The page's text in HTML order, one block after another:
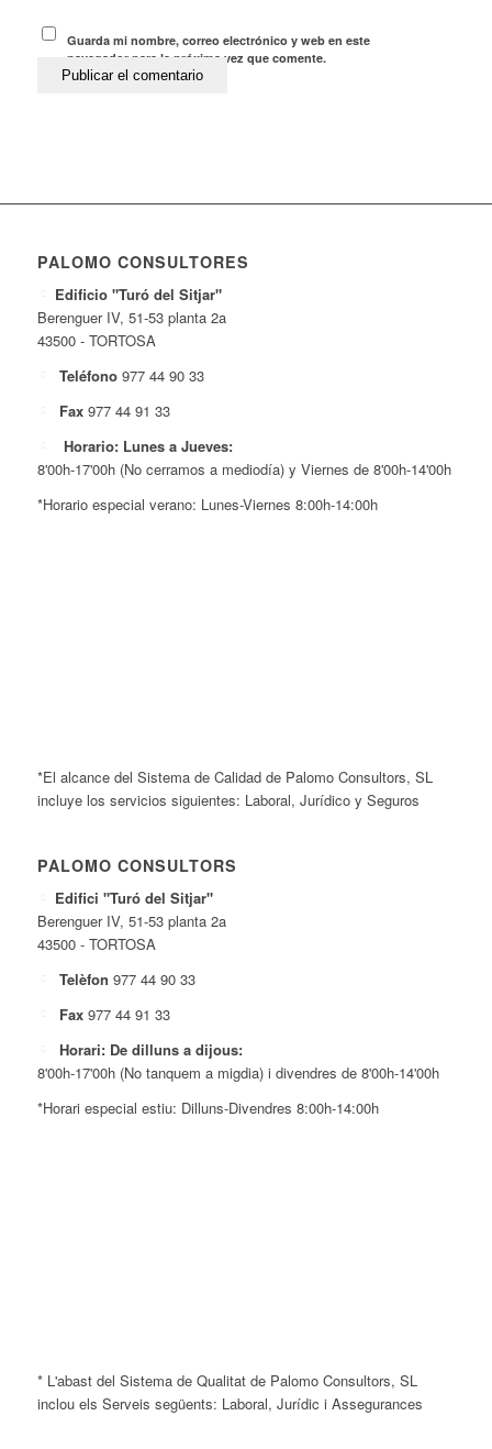
Guarda mi nombre, correo electrónico y web en este
navegador para la próxima vez que comente.
PALOMO CONSULTORES
Edificio "Turó del Sitjar"
Berenguer IV, 51-53 planta 2a
43500 - TORTOSA
Teléfono 977 44 90 33
Fax 977 44 91 33
Horario: Lunes a Jueves:
8'00h-17'00h (No cerramos a mediodía) y Viernes de 8'00h-14'00h
*Horario especial verano: Lunes-Viernes 8:00h-14:00h
*El alcance del Sistema de Calidad de Palomo Consultors, SL
incluye los servicios siguientes: Laboral, Jurídico y Seguros
PALOMO CONSULTORS
Edifici "Turó del Sitjar"
Berenguer IV, 51-53 planta 2a
43500 - TORTOSA
Telèfon 977 44 90 33
Fax 977 44 91 33
Horari: De dilluns a dijous:
8'00h-17'00h (No tanquem a migdia) i divendres de 8'00h-14'00h
*Horari especial estiu: Dilluns-Divendres 8:00h-14:00h
* L'abast del Sistema de Qualitat de Palomo Consultors, SL
inclou els Serveis següents: Laboral, Jurídic i Assegurances